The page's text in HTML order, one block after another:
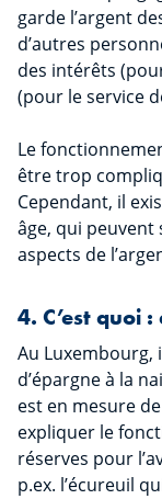
garde l’argent
d’autres
des intérêts
(pour le service
Le
être trop
Cependant, il
âge, qui peuvent
aspects de
4. C’est quoi
Au Luxembourg,
d’épargne à la
est en mesure
expliquer le
réserves pour
p.ex. l’écureuil